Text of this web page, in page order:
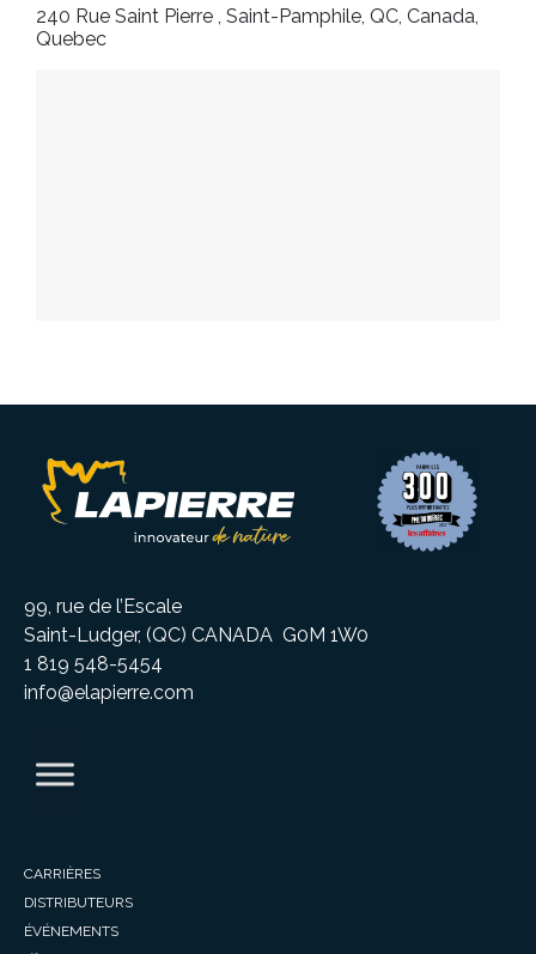
240 Rue Saint Pierre , Saint-Pamphile, QC, Canada,
Quebec
99, rue de l’Escale
Saint-Ludger, (QC) CANADA G0M 1W0
1 819 548-5454
info@elapierre.com
CARRIÈRES
DISTRIBUTEURS
ÉVÉNEMENTS